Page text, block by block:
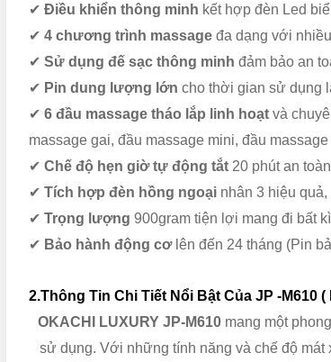
✔ Điều khiển thông minh kết hợp đèn Led
✔ 4 chương trình massage đa dạng với
✔ Sử dụng đế sạc thông minh đảm bảo an
✔ Pin dung lượng lớn cho thời gian sử dụng
✔ 6 đầu massage tháo lắp linh hoạt và
massage gai, đầu massage mini, đầu
✔ Chế độ hẹn giờ tự động tắt 20 phút an
✔ Tích hợp đèn hồng ngoại nhân 3 hiệu
✔ Trọng lượng 900gram tiện lợi mang đi bất
✔ Bảo hành động cơlên đến 24 tháng (Pin
2.Thông Tin Chi Tiết Nổi Bật Của JP -M610 (
OKACHI LUXURY JP-M610 mang một
sử dụng. Với những tính năng và chế độ